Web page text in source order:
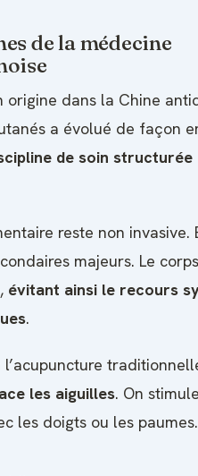
de la médecine
origine dans la Chine
a évolué de façon
de soin structurée
reste non invasive.
majeurs. Le
évitant ainsi le recours
.
les aiguilles. On
les doigts ou les paumes.